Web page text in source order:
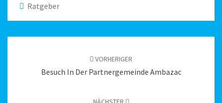
Ratgeber
VORHERIGER
Besuch In Der Partnergemeinde Ambazac